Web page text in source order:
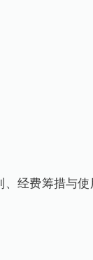
经费筹措与使